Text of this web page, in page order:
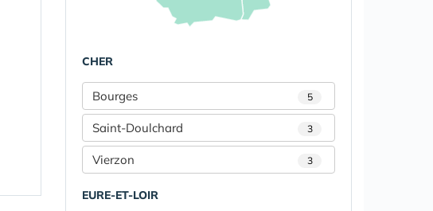
CHER
Bourges 5
Saint-Doulchard 3
Vierzon 3
EURE-ET-LOIR